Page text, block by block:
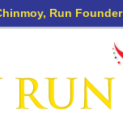
Run Founder